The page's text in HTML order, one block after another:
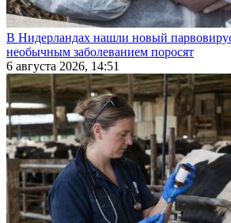
В Нидерландах нашли новый
необычным заболеванием поросят
6 августа 2026, 14:51